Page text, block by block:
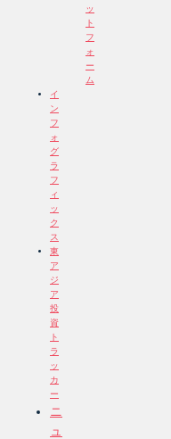
ッ
ト
フ
ォ
ー
ム
イ
ン
フ
ォ
グ
ラ
フ
ィ
ッ
ク
ス
東
ア
ジ
ア
投
資
ト
ラ
ッ
カ
ー
ニ
ュ